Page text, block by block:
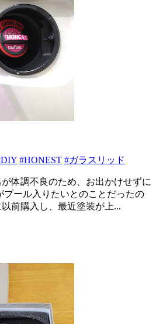
#HONEST #ガラスリッド
体調不良のため、お出かけせずに
プール入りたいとのことだったの
前購入し、最近塗装が上...